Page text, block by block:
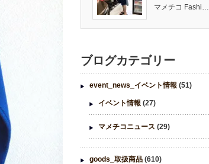
マメチコ Fashi…
ブログカテゴリー
event_news_イベント情報 (51)
イベント情報 (27)
マメチコニュース (29)
goods_取扱商品 (610)